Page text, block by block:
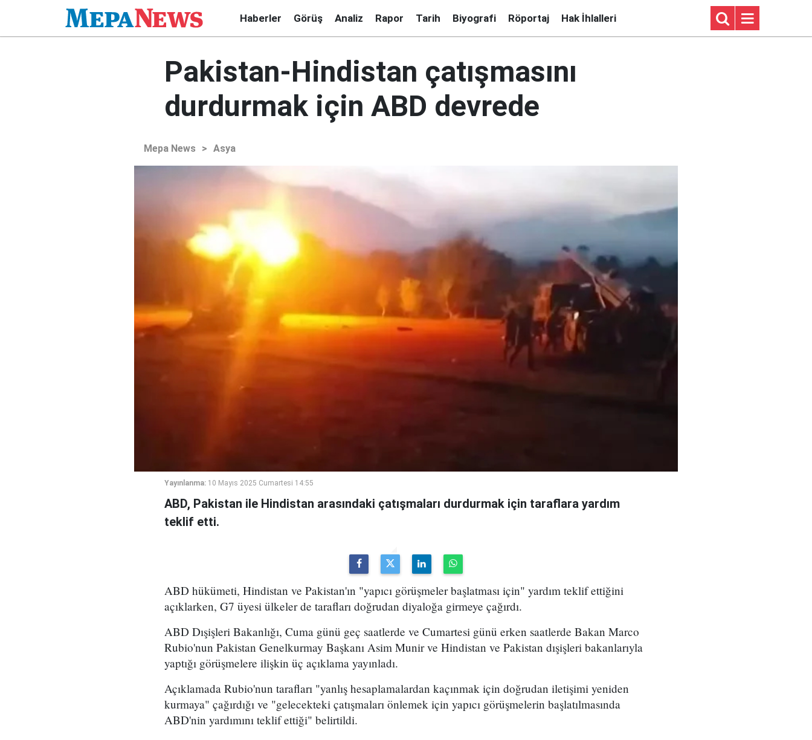
Haberler Görüş Analiz Rapor Tarih Biyografi Röportaj Hak İhlalleri
Pakistan-Hindistan çatışmasını
durdurmak için ABD devrede
Mepa News > Asya
Yayınlanma: 10 Mayıs 2025 Cumartesi 14:55
ABD, Pakistan ile Hindistan arasındaki çatışmaları durdurmak için taraflara yardım
teklif etti.
ABD hükümeti, Hindistan ve Pakistan'ın "yapıcı görüşmeler başlatması için" yardım teklif ettiğini
açıklarken, G7 üyesi ülkeler de tarafları doğrudan diyaloğa girmeye çağırdı.
ABD Dışişleri Bakanlığı, Cuma günü geç saatlerde ve Cumartesi günü erken saatlerde Bakan Marco
Rubio'nun Pakistan Genelkurmay Başkanı Asim Munir ve Hindistan ve Pakistan dışişleri bakanlarıyla
yaptığı görüşmelere ilişkin üç açıklama yayınladı.
Açıklamada Rubio'nun tarafları "yanlış hesaplamalardan kaçınmak için doğrudan iletişimi yeniden
kurmaya" çağırdığı ve "gelecekteki çatışmaları önlemek için yapıcı görüşmelerin başlatılmasında
ABD'nin yardımını teklif ettiği" belirtildi.